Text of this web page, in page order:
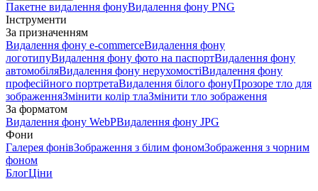
Пакетне видалення фонуВидалення фону PNG
Інструменти
За призначенням
Видалення фону e-commerceВидалення фону
логотипуВидалення фону фото на паспортВидалення фону
автомобіляВидалення фону нерухомостіВидалення фону
професійного портретаВидалення білого фонуПрозоре тло для
зображенняЗмінити колір тлаЗмінити тло зображення
За форматом
Видалення фону WebPВидалення фону JPG
Фони
Галерея фонівЗображення з білим фономЗображення з чорним
фоном
БлогЦіни